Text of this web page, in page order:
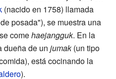
(nacido en 1758) llamada
posada"), se muestra una
comehaejangguk. En la
dueña de un jumak(un tipo
está cocinando la
).